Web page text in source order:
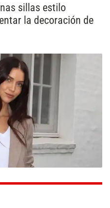
sillas estilo
la decoración de